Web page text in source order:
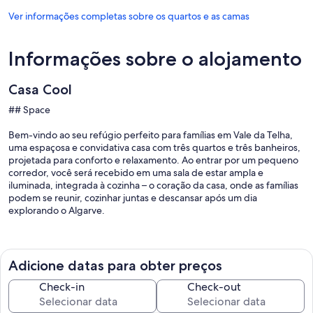
Ver informações completas sobre os quartos e as camas
Informações sobre o alojamento
Casa Cool
## Space
Bem-vindo ao seu refúgio perfeito para famílias em Vale da Telha,
uma espaçosa e convidativa casa com três quartos e três banheiros,
projetada para conforto e relaxamento. Ao entrar por um pequeno
corredor, você será recebido em uma sala de estar ampla e
iluminada, integrada à cozinha – o coração da casa, onde as famílias
podem se reunir, cozinhar juntas e descansar após um dia
explorando o Algarve.
quartos. Do lado esquerdo, o primeiro quarto possui uma
confortável cama de solteiro, perfeita para uma criança ou um
hóspede solo. Mais adiante, o segundo quarto oferece uma cama
de casal queen-size e um banheiro privativo para maior
comodidade. No final do corredor, o terceiro quarto é ideal para
Adicione datas para obter preços
Check-in Check-out